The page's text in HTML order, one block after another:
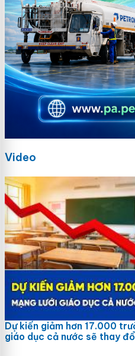
Video
Dự kiến giảm hơn 17.000
giáo dục cả nước sẽ thay